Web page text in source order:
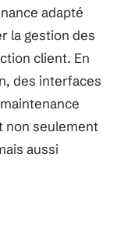
adapté
la gestion des
client. En
des interfaces
non seulement
aussi